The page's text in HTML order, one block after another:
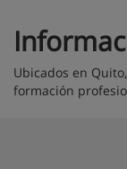
Ubicados en
formación